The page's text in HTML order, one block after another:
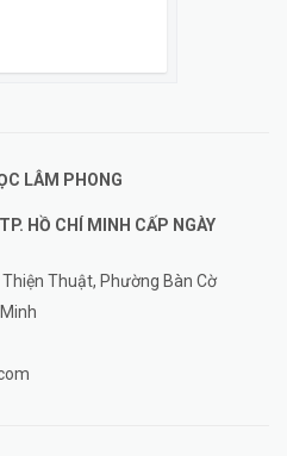
LÂM PHONG
HỒ CHÍ MINH CẤP NGÀY
Thuật, Phường Bàn Cờ